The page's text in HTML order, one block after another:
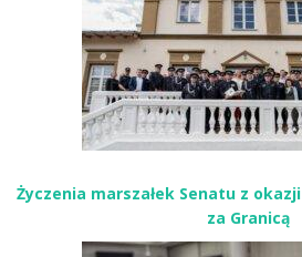
Życzenia marszałek Senatu z
za Granicą